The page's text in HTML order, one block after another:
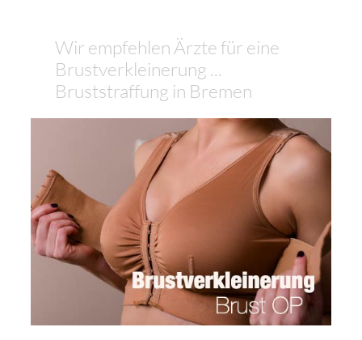
Wir empfehlen Ärzte für eine
Brustverkleinerung ...
Bruststraffung in Bremen